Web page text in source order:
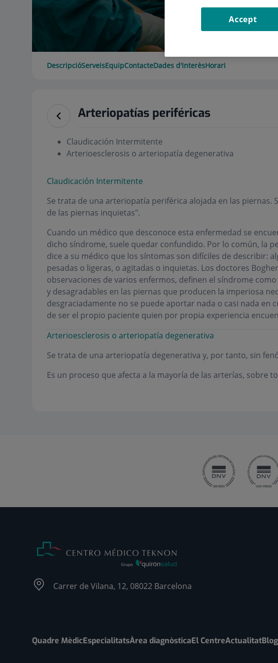
DescripcióServeisEquipContacteDades d'interèsHorari
Arteriopatías periféricas
Claudicación Intermitente
Arterioesclerosis o arteriopatía degenerativa
Claudicación Intermitente
Se trata de una arteriopatía periférica alojada en las piernas.
de las piernas inquietas".
Cuando un médico que desconoce esta enfermedad se
dicho síndrome, suele quedar confundido. Por lo común, la
dice a su médico que los síntomas son difíciles de describir:
pesadas o ligeras, o agitadas o inquietas. Los doctores
observaciones de varios enfermos, definen el síndrome
y desagradables en las piernas que producen la imperiosa
desgraciadamente no se puede aportar nada o casi nada en
de ser el propio paciente quien por propia experiencia
Arterioesclerosis o arteriopatía degenerativa
Se trata de una arteriopatía degenerativa y, por tanto, sin
Es un proceso que afecta a la mayoría de las arterías, sobre
Carrer de Vilana, 12, 08022 Barcelona
Quadre MèdicEspecialitatsÀrea diagnòsticaEl CentreActualitatBlog
Accept